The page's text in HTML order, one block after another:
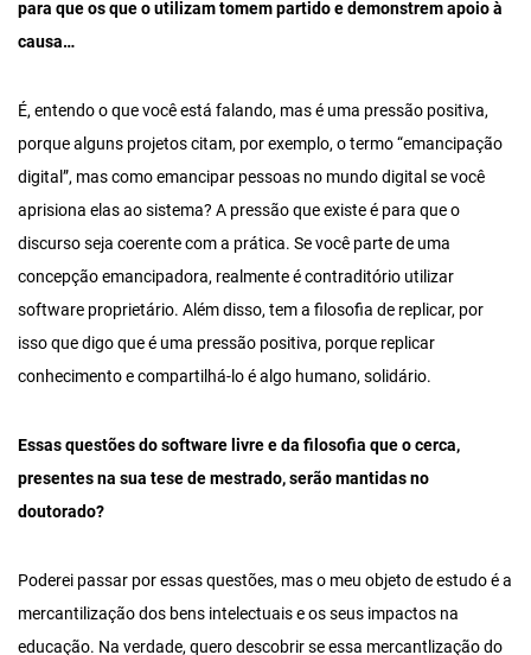
para que os que o utilizam tomem partido e demonstrem apoio à
causa…
É, entendo o que você está falando, mas é uma pressão positiva,
porque alguns projetos citam, por exemplo, o termo “emancipação
digital”, mas como emancipar pessoas no mundo digital se você
aprisiona elas ao sistema? A pressão que existe é para que o
discurso seja coerente com a prática. Se você parte de uma
concepção emancipadora, realmente é contraditório utilizar
software proprietário. Além disso, tem a filosofia de replicar, por
isso que digo que é uma pressão positiva, porque replicar
conhecimento e compartilhá-lo é algo humano, solidário.
Essas questões do software livre e da filosofia que o cerca,
presentes na sua tese de mestrado, serão mantidas no
doutorado?
Poderei passar por essas questões, mas o meu objeto de estudo é a
mercantilização dos bens intelectuais e os seus impactos na
educação. Na verdade, quero descobrir se essa mercantlização do